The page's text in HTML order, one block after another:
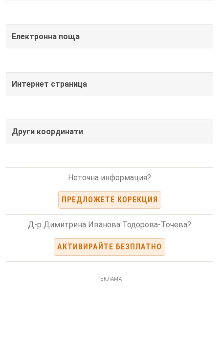
Електронна поща
Интернет страница
Други координати
Неточна информация?
ПРЕДЛОЖЕТЕ КОРЕКЦИЯ
Д-р Димитрина Иванова Тодорова-Точева?
АКТИВИРАЙТЕ БЕЗПЛАТНО
РЕКЛАМА